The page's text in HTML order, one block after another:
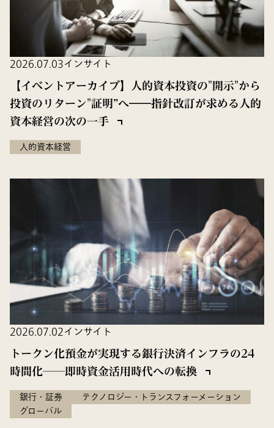
2026.07.03インサイト
【イベントアーカイブ】人的資本投資の"開示"から
投資のリターン"証明”へ――指針改訂が求める人的
資本経営の次の一手
人的資本経営
2026.07.02インサイト
トークン化預金が実現する銀行決済インフラの24
時間化──即時資金活用時代への転換
銀行・証券
テクノロジー・トランスフォーメーション
グローバル